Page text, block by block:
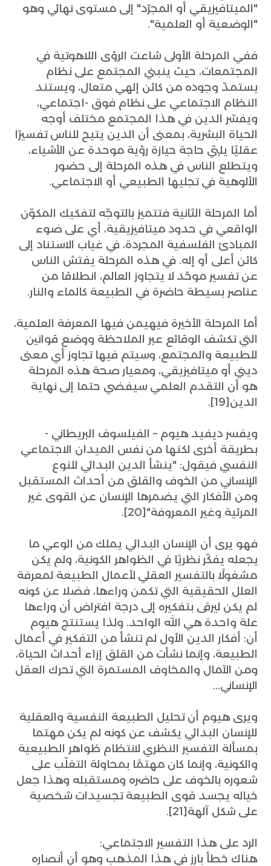
"الميتافيزيقي أو المجرّد" إلى مستوى نهائي وهو
"الوضعية أو العلمية".
ففي المرحلة الأولى شاعت الرؤى اللاهوتية في
المجتمعات، حيث ينبني المجتمع على نظام
يستمدّ وجوده من كائن إلهي متعال، ويستند
النظام الاجتماعي على نظام فوق -اجتماعي،
ويفسّر الدين في هذا المجتمع مختلف أوجه
الحياة البشرية، بمعنى أن الدين يتيح للناس تفسيرًا
عقليًا يلبّي حاجة حيازة رؤية موحدة عن الأشياء،
ويتطلع الناس في هذه المرحلة إلى حضور
الألوهية في تجليها الطبيعي أو الاجتماعي.
أما المرحلة الثانية فتتميز بالتوجّه لتفكيك المكوّن
الواقعي في حدود ميتافيزيقية، أي على ضوء
المبادئ الفلسفية المجردة، في غياب الاستناد إلى
كائن أعلى أو إله. في هذه المرحلة يفتش الناس
عن تفسير موحّد لا يتجاوز العالم، انطلاقا من
عناصر بسيطة حاضرة في الطبيعة كالماء والنار.
أما المرحلة الأخيرة فيهيمن فيها المعرفة العلمية،
التي تكشف الوقائع عبر الملاحظة ووضع قوانين
للطبيعة والمجتمع، وسيتم فيها تجاوز أي معنى
ديني أو ميتافيزيقي، ومعيار صحة هذه المرحلة
هو أن التقدم العلمي سيفضي حتما إلى نهاية
الدين[19].
ويفسر ديفيد هيوم – الفيلسوف البريطاني -
بطريقة أخرى لكنها من نفس الميدان الاجتماعي
النفسي فيقول: "ينشأ الدين البدائي للنوع
الإنساني من الخوف والقلق من أحداث المستقبل
ومن الأفكار التي يضمرها الإنسان عن القوى غير
المرئية وغير المعروفة"[20].
فهو يرى أن الإنسان البدائي يملك من الوعي ما
يجعله يفكّر نظريًا في الظواهر الكونية، ولم يكن
مشغولًا بالتفسير العقلي لأعمال الطبيعة لمعرفة
العلل الحقيقية التي تكمن وراءها، فضلا عن كونه
لم يكن ليرقى بتفكيره إلى درجة افتراض أن وراءها
علة واحدة هي الله الواحد. ولذا يستنتج هيوم
أن: أفكار الدين الأول لم تنشأ من التفكير في أعمال
الطبيعة، وإنما نشأت من القلق إزاء أحداث الحياة،
ومن الآمال والمخاوف المستمرة التي تحرك العقل
الإنساني...
ويرى هيوم أن تحليل الطبيعة النفسية والعقلية
للإنسان البدائي يكشف عن كونه لم يكن مهتما
بمسألة التفسير النظري لانتظام ظواهر الطبيعية
والكونية، وإنما كان مهتمًا بمحاولة التغلّب على
شعوره بالخوف على حاضره ومستقبله وهذا جعل
خياله يجسد قوى الطبيعة تجسيدات شخصية
على شكل آلهة[21].
الرد على هذا التفسير الاجتماعي:
هناك خطأ بارز في هذا المذهب وهو أن أنصاره